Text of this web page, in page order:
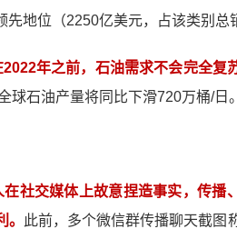
先地位（2250亿美元，占该类别总
2022年之前，石油需求不会完全复
球石油产量将同比下滑720万桶/日
在社交媒体上故意捏造事实，传播
此前，多个微信群传播聊天截图